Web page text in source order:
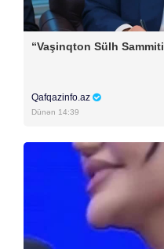
“Vaşinqton Sülh
Qafqazinfo.az
Dünən 14:39